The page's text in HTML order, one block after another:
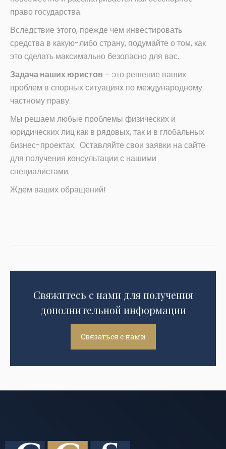
право государства.
Вследствие этого, прежде чем инвестировать
средства в какую-либо страну, подумайте о том, как
это сделать максимально безопасно для вас.
Задача наших юристов – это решение ваших
проблем в спорных ситуациях по международному
частному праву.
Мы решаем любые проблемы физических и
юридических лиц как в рядовых, так и в глобальных
бизнес-проектах. Оставляйте свои заявки на сайте
для получения консультации с нашими
специалистами.
Ждем ваших обращений!
Свяжитесь с нами для получения
дополнительной информации
Связаться с нами